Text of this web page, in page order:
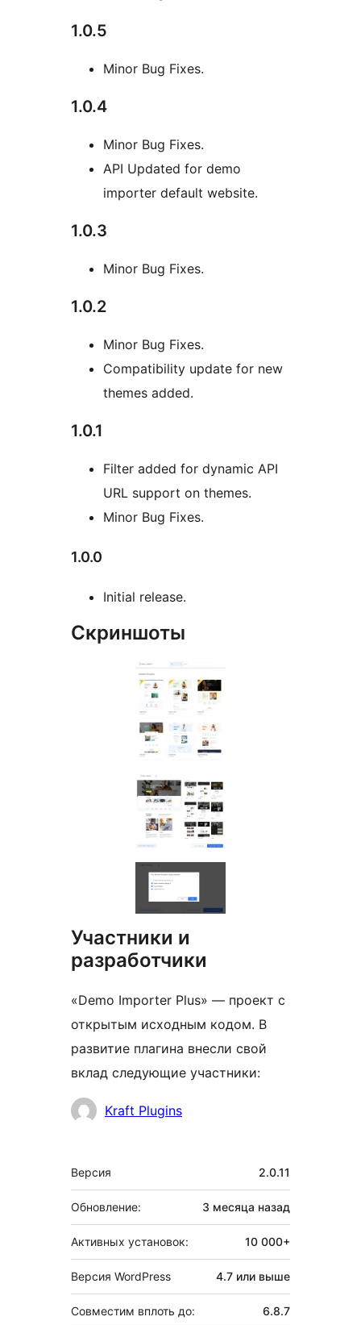
1.0.5
Minor Bug Fixes.
1.0.4
Minor Bug Fixes.
API Updated for demo
importer default website.
1.0.3
Minor Bug Fixes.
1.0.2
Minor Bug Fixes.
Compatibility update for new
themes added.
1.0.1
Filter added for dynamic API
URL support on themes.
Minor Bug Fixes.
1.0.0
Initial release.
Скриншоты
Участники и
разработчики
«Demo Importer Plus» — проект с
открытым исходным кодом. В
развитие плагина внесли свой
вклад следующие участники:
УчастникиKraft Plugins
Мета
Версия 2.0.11
Обновление: 3 месяца назад
Активных установок: 10 000+
Версия WordPress 4.7 или выше
Совместим вплоть до: 6.8.7